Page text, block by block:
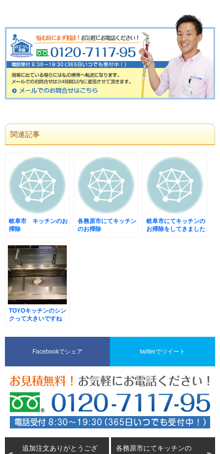
関連記事
岐阜市 キッチンのお
掃除
各務原市にてキッチン
のお掃除
岐阜市にてキッチンの
お掃除をしてきました
TOYOキッチンのシン
クって大きいですね
Facebookでシェア twitterでツイート
追加注文ありがとうござ 各務原市にてキッチンの